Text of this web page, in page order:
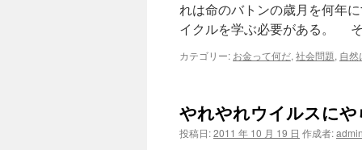
れは命のバトンの歳月を何年
イクルを学ぶ必要がある。
カテゴリー: お金って何だ, 社会問題, 自然
やれやれウイルスに
投稿日:2011 年 10 月 19 日 作成者: